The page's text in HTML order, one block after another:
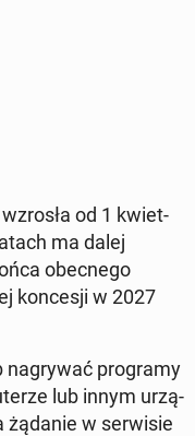
od 1 kwiet­
ma dalej
obec­ne­go
kon­ce­sji w 2027
na­gry­wać pro­gra­my
lub innym urzą­
żądanie w ser­wi­sie